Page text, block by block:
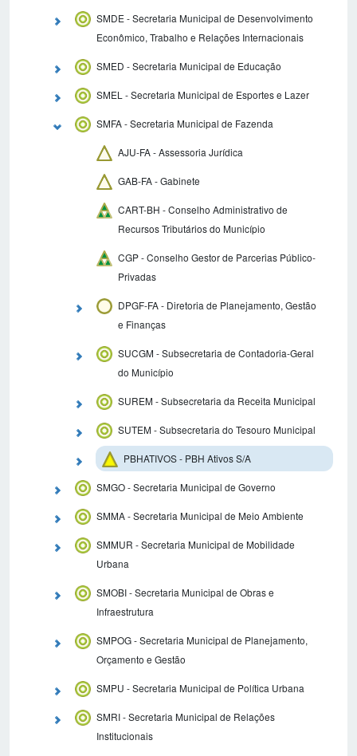
SMDE - Secretaria Municipal de Desenvolvimento
Econômico, Trabalho e Relações Internacionais
SMED - Secretaria Municipal de Educação
SMEL - Secretaria Municipal de Esportes e Lazer
SMFA - Secretaria Municipal de Fazenda
AJU-FA - Assessoria Jurídica
GAB-FA - Gabinete
CART-BH - Conselho Administrativo de
Recursos Tributários do Município
CGP - Conselho Gestor de Parcerias Público-
Privadas
DPGF-FA - Diretoria de Planejamento, Gestão
e Finanças
SUCGM - Subsecretaria de Contadoria-Geral
do Município
SUREM - Subsecretaria da Receita Municipal
SUTEM - Subsecretaria do Tesouro Municipal
PBHATIVOS - PBH Ativos S/A
SMGO - Secretaria Municipal de Governo
SMMA - Secretaria Municipal de Meio Ambiente
SMMUR - Secretaria Municipal de Mobilidade
Urbana
SMOBI - Secretaria Municipal de Obras e
Infraestrutura
SMPOG - Secretaria Municipal de Planejamento,
Orçamento e Gestão
SMPU - Secretaria Municipal de Política Urbana
SMRI - Secretaria Municipal de Relações
Institucionais